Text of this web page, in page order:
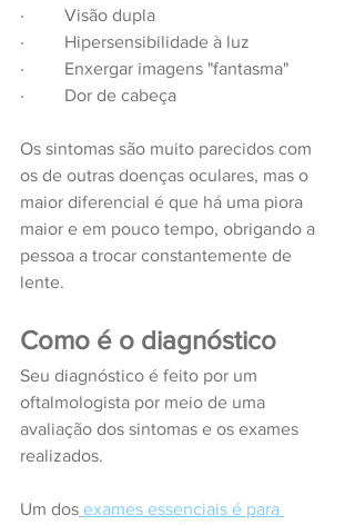
·         Visão dupla
·         Hipersensibilidade à luz
·         Enxergar imagens "fantasma"
·         Dor de cabeça
Os sintomas são muito parecidos com
os de outras doenças oculares, mas o
maior diferencial é que há uma piora
maior e em pouco tempo, obrigando a
pessoa a trocar constantemente de
lente.
Como é o diagnóstico
Seu diagnóstico é feito por um
oftalmologista por meio de uma
avaliação dos sintomas e os exames
realizados.
Um dos exames essenciais é para